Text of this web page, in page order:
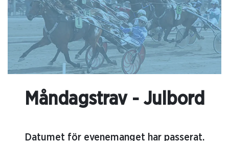
Måndagstrav - Julbord
Datumet för evenemanget har passerat.